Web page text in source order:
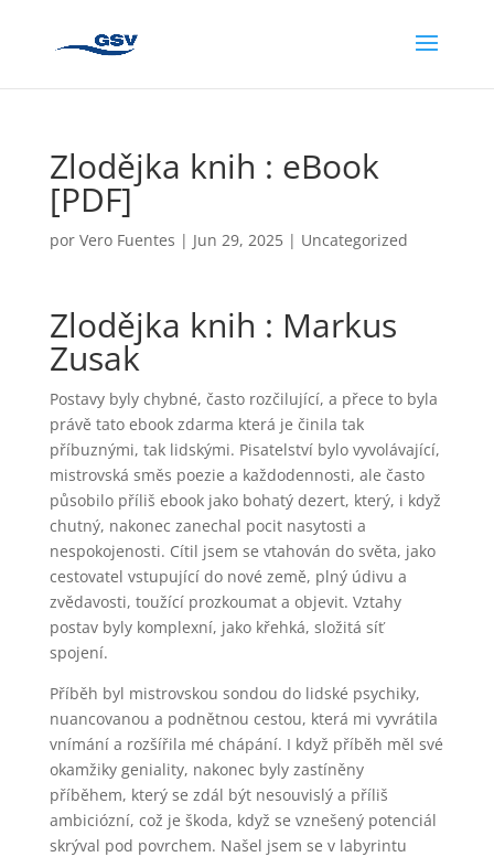
Zlodějka knih : eBook
[PDF]
por Vero Fuentes | Jun 29, 2025| Uncategorized
Zlodějka knih : Markus
Zusak
Postavy byly chybné, často rozčilující, a přece to byla
právě tato ebook zdarma která je činila tak
příbuznými, tak lidskými. Pisatelství bylo vyvolávající,
mistrovská směs poezie a každodennosti, ale často
působilo příliš ebook jako bohatý dezert, který, i když
chutný, nakonec zanechal pocit nasytosti a
nespokojenosti. Cítil jsem se vtahován do světa, jako
cestovatel vstupující do nové země, plný údivu a
zvědavosti, toužící prozkoumat a objevit. Vztahy
postav byly komplexní, jako křehká, složitá síť
spojení.
Příběh byl mistrovskou sondou do lidské psychiky,
nuancovanou a podnětnou cestou, která mi vyvrátila
vnímání a rozšířila mé chápání. I když příběh měl své
okamžiky geniality, nakonec byly zastíněny
příběhem, který se zdál být nesouvislý a příliš
ambiciózní, což je škoda, když se vznešený potenciál
skrýval pod povrchem. Našel jsem se v labyrintu